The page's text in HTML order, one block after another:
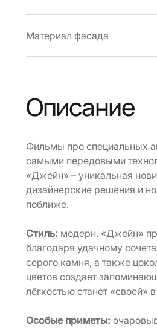
Материал фасада
Описание
Фильмы про специальных
самыми передовыми
«Джейн» – уникальная
дизайнерские решения и
поближе.
Стиль: модерн. «Джейн»
благодаря удачному
серого камня, а также
цветов создает
лёгкостью станет «своей»
Особые приметы: